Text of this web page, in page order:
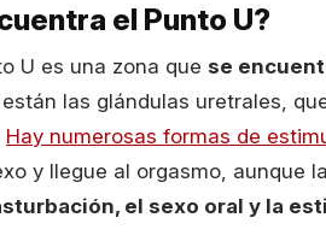
el Punto U?
U es una zona que se
las glándulas uretrales,
Hay numerosas formas de
y llegue al orgasmo, aunque
el sexo oral y la